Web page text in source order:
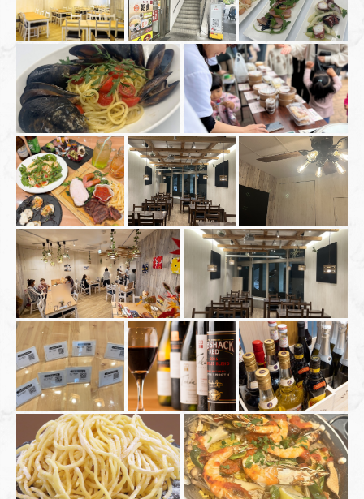
写真 | 肉とワインの隠れ家 209 ichimura
東京都江東区豊洲５-5-1-209
https://209ichimura-toyosu.owst.jp/gallery
お店情報をコピー
閉じる